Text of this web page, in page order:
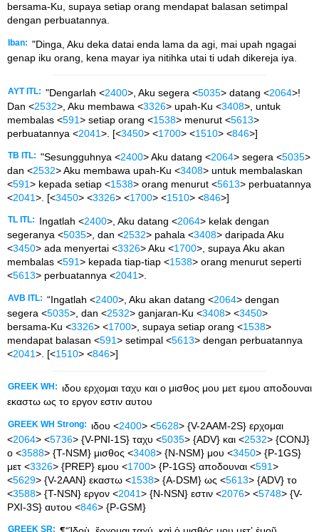
bersama-Ku, supaya setiap orang mendapat balasan setimpal
dengan perbuatannya.
Iban: "Dinga, Aku deka datai enda lama da agi, mai upah ngagai
genap iku orang, kena mayar iya nitihka utai ti udah dikereja iya.
AYT ITL: "Dengarlah <2400>, Aku segera <5035> datang <2064>!
Dan <2532>, Aku membawa <3326> upah-Ku <3408>, untuk
membalas <591> setiap orang <1538> menurut <5613>
perbuatannya <2041>. [<3450> <1700> <1510> <846>]
TB ITL: "Sesungguhnya <2400> Aku datang <2064> segera <5035>
dan <2532> Aku membawa upah-Ku <3408> untuk membalaskan
<591> kepada setiap <1538> orang menurut <5613> perbuatannya
<2041>. [<3450> <3326> <1700> <1510> <846>]
TL ITL: Ingatlah <2400>, Aku datang <2064> kelak dengan
segeranya <5035>, dan <2532> pahala <3408> daripada Aku
<3450> ada menyertai <3326> Aku <1700>, supaya Aku akan
membalas <591> kepada tiap-tiap <1538> orang menurut seperti
<5613> perbuatannya <2041>.
AVB ITL: “Ingatlah <2400>, Aku akan datang <2064> dengan
segera <5035>, dan <2532> ganjaran-Ku <3408> <3450>
bersama-Ku <3326> <1700>, supaya setiap orang <1538>
mendapat balasan <591> setimpal <5613> dengan perbuatannya
<2041>. [<1510> <846>]
GREEK WH:
ιδου ερχομαι ταχυ και ο μισθος μου μετ εμου αποδουναι
εκαστω ως το εργον εστιν αυτου
GREEK WH Strong: ιδου <2400> <5628> {V-2AAM-2S} ερχομαι
<2064> <5736> {V-PNI-1S} ταχυ <5035> {ADV} και <2532> {CONJ}
ο <3588> {T-NSM} μισθος <3408> {N-NSM} μου <3450> {P-1GS}
μετ <3326> {PREP} εμου <1700> {P-1GS} αποδουναι <591>
<5629> {V-2AAN} εκαστω <1538> {A-DSM} ως <5613> {ADV} το
<3588> {T-NSN} εργον <2041> {N-NSN} εστιν <2076> <5748> {V-
PXI-3S} αυτου <846> {P-GSM}
GREEK SR: